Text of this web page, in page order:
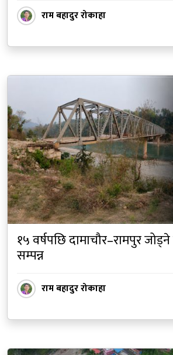
राम बहादुर रोकाहा
१५ वर्षपछि दामाचौर–रामपुर
सम्पन्न
राम बहादुर रोकाहा